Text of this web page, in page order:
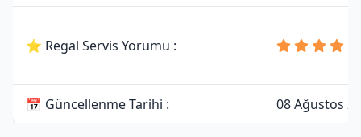
⭐ Regal Servis Yorumu :
📅 Güncellenme Tarihi : 08 Ağustos